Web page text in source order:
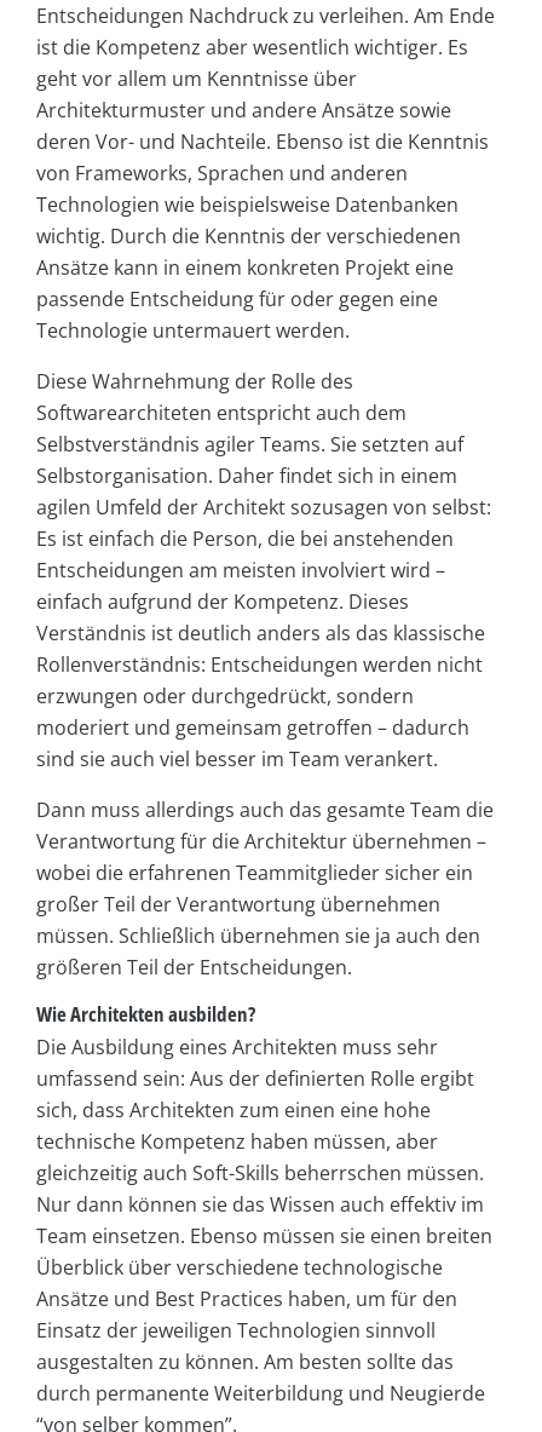
Entscheidungen Nachdruck zu verleihen. Am Ende
ist die Kompetenz aber wesentlich wichtiger. Es
geht vor allem um Kenntnisse über
Architekturmuster und andere Ansätze sowie
deren Vor- und Nachteile. Ebenso ist die Kenntnis
von Frameworks, Sprachen und anderen
Technologien wie beispielsweise Datenbanken
wichtig. Durch die Kenntnis der verschiedenen
Ansätze kann in einem konkreten Projekt eine
passende Entscheidung für oder gegen eine
Technologie untermauert werden.
Diese Wahrnehmung der Rolle des
Softwarearchiteten entspricht auch dem
Selbstverständnis agiler Teams. Sie setzten auf
Selbstorganisation. Daher findet sich in einem
agilen Umfeld der Architekt sozusagen von selbst:
Es ist einfach die Person, die bei anstehenden
Entscheidungen am meisten involviert wird –
einfach aufgrund der Kompetenz. Dieses
Verständnis ist deutlich anders als das klassische
Rollenverständnis: Entscheidungen werden nicht
erzwungen oder durchgedrückt, sondern
moderiert und gemeinsam getroffen – dadurch
sind sie auch viel besser im Team verankert.
Dann muss allerdings auch das gesamte Team die
Verantwortung für die Architektur übernehmen –
wobei die erfahrenen Teammitglieder sicher ein
großer Teil der Verantwortung übernehmen
müssen. Schließlich übernehmen sie ja auch den
größeren Teil der Entscheidungen.
Wie Architekten ausbilden?
Die Ausbildung eines Architekten muss sehr
umfassend sein: Aus der definierten Rolle ergibt
sich, dass Architekten zum einen eine hohe
technische Kompetenz haben müssen, aber
gleichzeitig auch Soft-Skills beherrschen müssen.
Nur dann können sie das Wissen auch effektiv im
Team einsetzen. Ebenso müssen sie einen breiten
Überblick über verschiedene technologische
Ansätze und Best Practices haben, um für den
Einsatz der jeweiligen Technologien sinnvoll
ausgestalten zu können. Am besten sollte das
durch permanente Weiterbildung und Neugierde
“von selber kommen”.